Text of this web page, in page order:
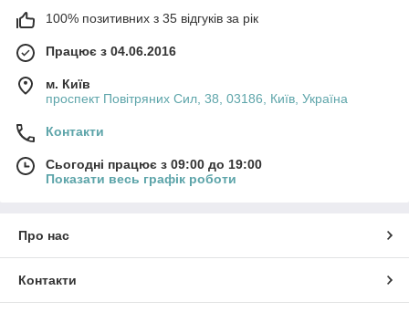
Функції зберігання тепла: Багато професійних
що дозволяє зберігати рис теплим без перегріву.
Різноманітність програм
програм для приготування різних видів рису (білий,
Якщо вас цікавлять конкретні моделі або виробники, дайте
знати!
100% позитивних з 35 відгуків за рік
Працює з 04.06.2016
м. Київ
проспект Повітряних Сил, 38, 03186, Київ, Україна
Контакти
Сьогодні працює з 09:00 до 19:00
Показати весь графік роботи
Про нас
Контакти